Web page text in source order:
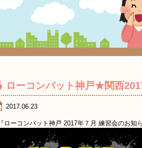
ローコンバット神戸★関西
2017.06.23
ローコンバット神戸 2017年７月 練習会のお知